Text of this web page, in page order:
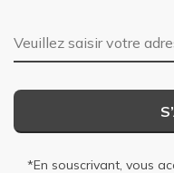
Adresse e-mail
*En souscrivant, vous